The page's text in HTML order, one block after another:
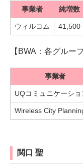
事業者 純増数
ウィルコム 41,500
【BWA：各グルー
事業者
UQコミュニケーショ
Wireless City
関口 聖